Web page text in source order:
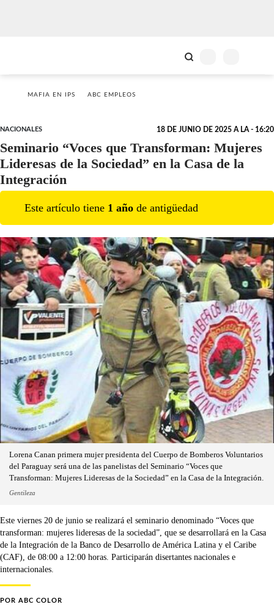
MAFIA EN IPS ABC EMPLEOS
NACIONALES 18 DE JUNIO DE 2025 A LA - 16:20
Seminario “Voces que Transforman: Mujeres
Lideresas de la Sociedad” en la Casa de la
Integración
Este artículo tiene 1 año de antigüedad
Lorena Canan primera mujer presidenta del Cuerpo de Bomberos Voluntarios
del Paraguay será una de las panelistas del Seminario “Voces que
Transforman: Mujeres Lideresas de la Sociedad” en la Casa de la Integración.
Gentileza
Este viernes 20 de junio se realizará el seminario denominado “Voces que
transforman: mujeres lideresas de la sociedad”, que se desarrollará en la Casa
de la Integración de la Banco de Desarrollo de América Latina y el Caribe
(CAF), de 08:00 a 12:00 horas. Participarán disertantes nacionales e
internacionales.
POR ABC COLOR